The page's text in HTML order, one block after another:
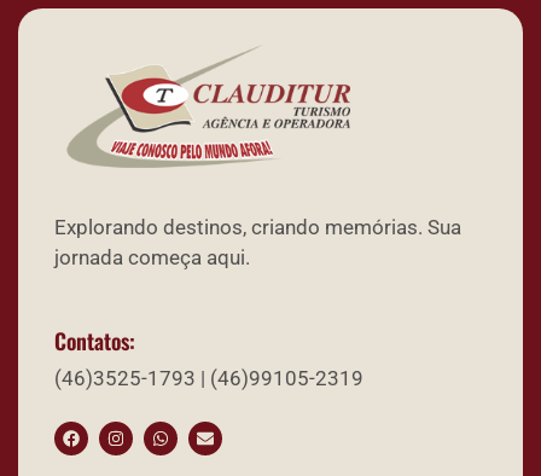
Explorando destinos, criando memórias. Sua
jornada começa aqui.
Contatos:
(46)3525-1793 | (46)99105-2319